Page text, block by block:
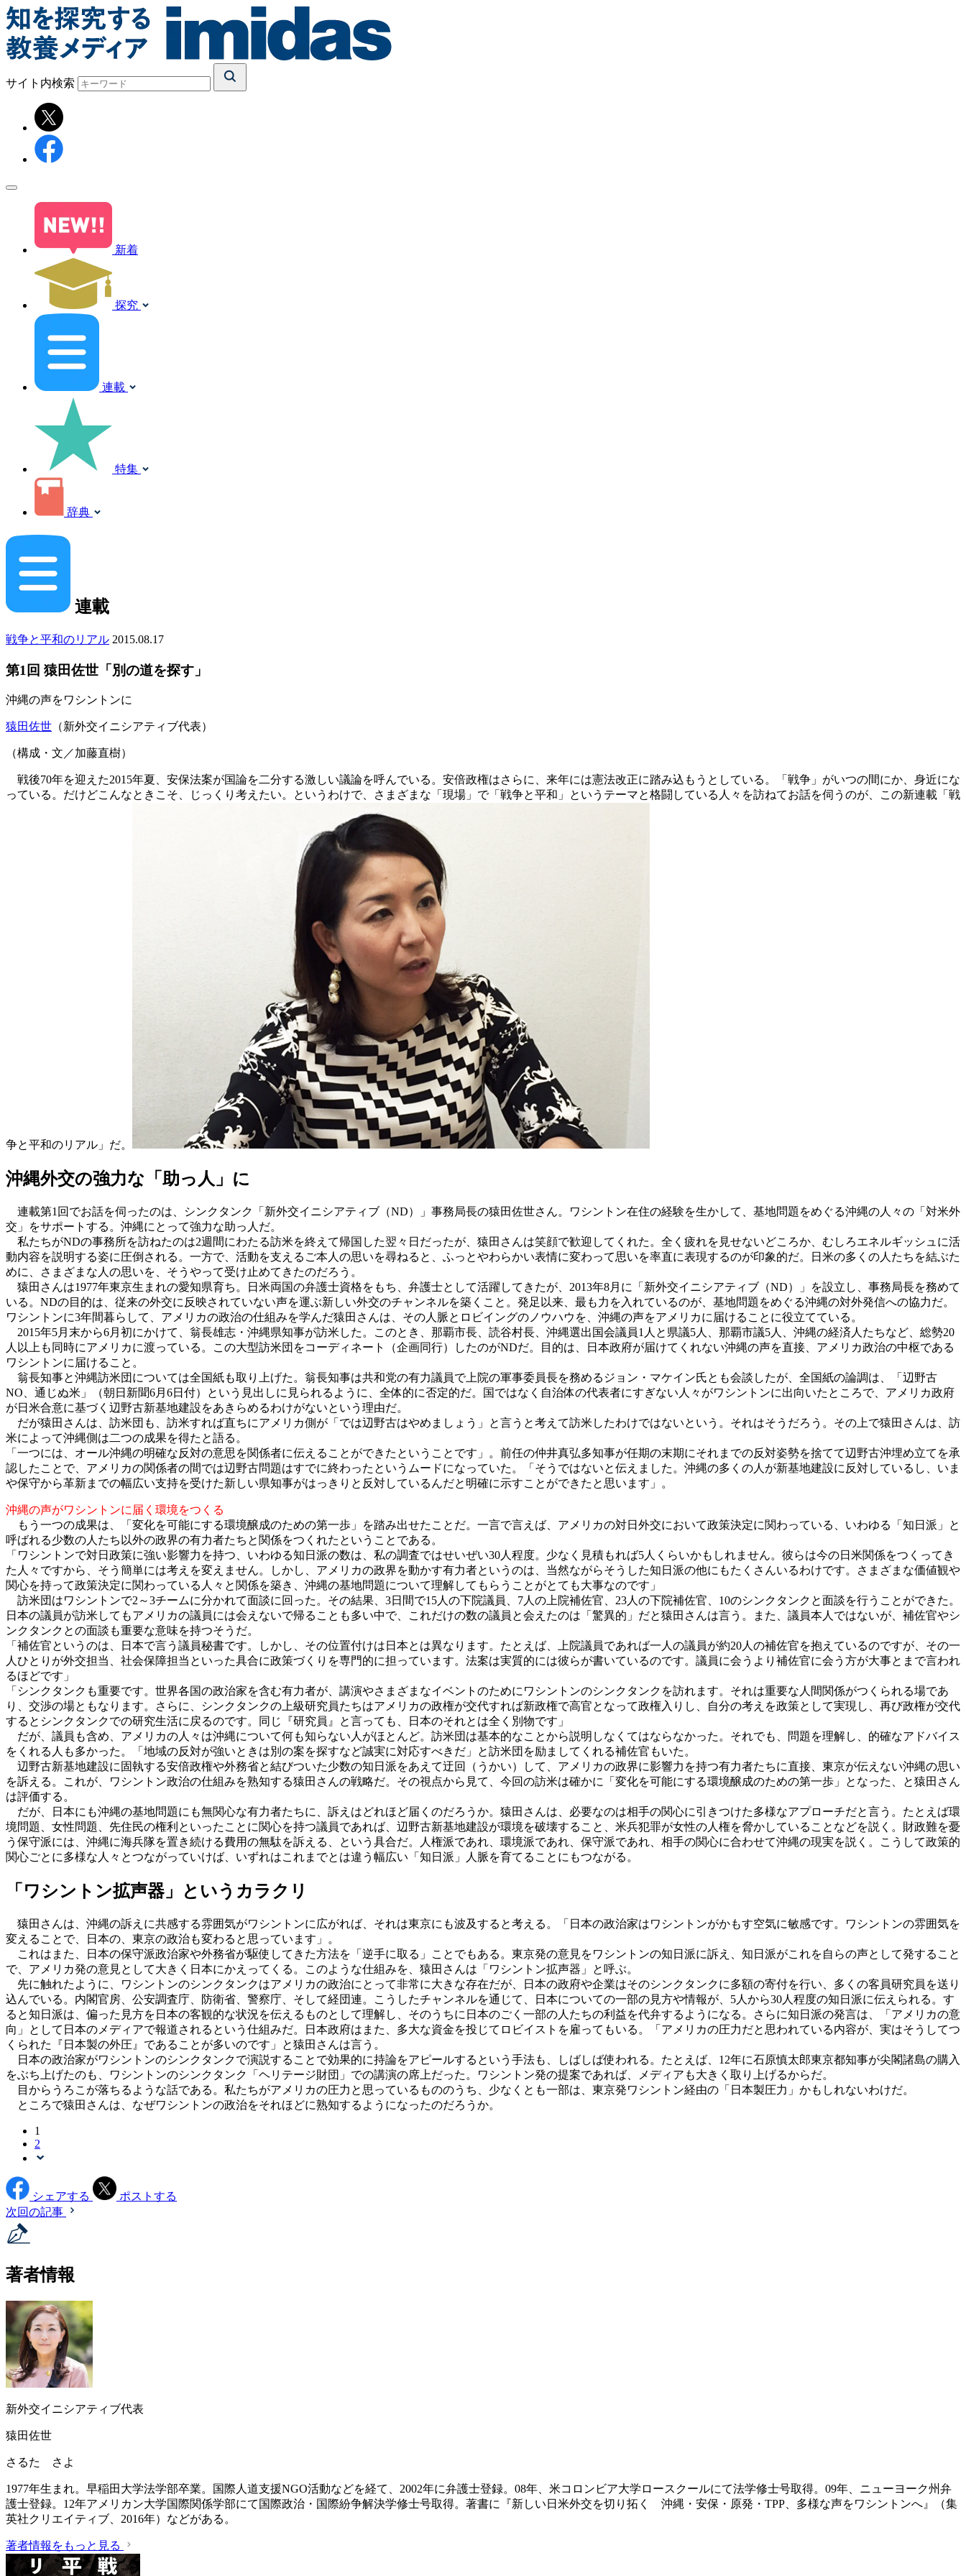
サイト内検索
新着
探究
連載
特集
辞典
連載
戦争と平和のリアル 2015.08.17
第1回 猿田佐世「別の道を探す」
沖縄の声をワシントンに
猿田佐世 （新外交イニシアティブ代表）
（構成・文／加藤直樹）
戦後70年を迎えた2015年夏、安保法案が国論を二分する激しい議論を呼んでいる。安倍政権はさらに、来年には憲法改正に踏み込もうとしている。「戦争」がいつの間にか、身近にな
っている。だけどこんなときこそ、じっくり考えたい。というわけで、さまざまな「現場」で「戦争と平和」というテーマと格闘している人々を訪ねてお話を伺うのが、この新連載「戦
争と平和のリアル」だ。
沖縄外交の強力な「助っ人」に
連載第1回でお話を伺ったのは、シンクタンク「新外交イニシアティブ（ND）」事務局長の猿田佐世さん。ワシントン在住の経験を生かして、基地問題をめぐる沖縄の人々の「対米外
交」をサポートする。沖縄にとって強力な助っ人だ。
私たちがNDの事務所を訪ねたのは2週間にわたる訪米を終えて帰国した翌々日だったが、猿田さんは笑顔で歓迎してくれた。全く疲れを見せないどころか、むしろエネルギッシュに活
動内容を説明する姿に圧倒される。一方で、活動を支えるご本人の思いを尋ねると、ふっとやわらかい表情に変わって思いを率直に表現するのが印象的だ。日米の多くの人たちを結ぶた
めに、さまざまな人の思いを、そうやって受け止めてきたのだろう。
猿田さんは1977年東京生まれの愛知県育ち。日米両国の弁護士資格をもち、弁護士として活躍してきたが、2013年8月に「新外交イニシアティブ（ND）」を設立し、事務局長を務めて
いる。NDの目的は、従来の外交に反映されていない声を運ぶ新しい外交のチャンネルを築くこと。発足以来、最も力を入れているのが、基地問題をめぐる沖縄の対外発信への協力だ。
ワシントンに3年間暮らして、アメリカの政治の仕組みを学んだ猿田さんは、その人脈とロビイングのノウハウを、沖縄の声をアメリカに届けることに役立てている。
2015年5月末から6月初にかけて、翁長雄志・沖縄県知事が訪米した。このとき、那覇市長、読谷村長、沖縄選出国会議員1人と県議5人、那覇市議5人、沖縄の経済人たちなど、総勢20
人以上も同時にアメリカに渡っている。この大型訪米団をコーディネート（企画同行）したのがNDだ。目的は、日本政府が届けてくれない沖縄の声を直接、アメリカ政治の中枢である
ワシントンに届けること。
翁長知事と沖縄訪米団については全国紙も取り上げた。翁長知事は共和党の有力議員で上院の軍事委員長を務めるジョン・マケイン氏とも会談したが、全国紙の論調は、「辺野古
NO、通じぬ米」（朝日新聞6月6日付）という見出しに見られるように、全体的に否定的だ。国ではなく自治体の代表者にすぎない人々がワシントンに出向いたところで、アメリカ政府
が日米合意に基づく辺野古新基地建設をあきらめるわけがないという理由だ。
だが猿田さんは、訪米団も、訪米すれば直ちにアメリカ側が「では辺野古はやめましょう」と言うと考えて訪米したわけではないという。それはそうだろう。その上で猿田さんは、訪
米によって沖縄側は二つの成果を得たと語る。
「一つには、オール沖縄の明確な反対の意思を関係者に伝えることができたということです」。前任の仲井真弘多知事が任期の末期にそれまでの反対姿勢を捨てて辺野古沖埋め立てを承
認したことで、アメリカの関係者の間では辺野古問題はすでに終わったというムードになっていた。「そうではないと伝えました。沖縄の多くの人が新基地建設に反対しているし、いま
や保守から革新までの幅広い支持を受けた新しい県知事がはっきりと反対しているんだと明確に示すことができたと思います」。
沖縄の声がワシントンに届く環境をつくる
もう一つの成果は、「変化を可能にする環境醸成のための第一歩」を踏み出せたことだ。一言で言えば、アメリカの対日外交において政策決定に関わっている、いわゆる「知日派」と
呼ばれる少数の人たち以外の政界の有力者たちと関係をつくれたということである。
「ワシントンで対日政策に強い影響力を持つ、いわゆる知日派の数は、私の調査ではせいぜい30人程度。少なく見積もれば5人くらいかもしれません。彼らは今の日米関係をつくってき
た人々ですから、そう簡単には考えを変えません。しかし、アメリカの政界を動かす有力者というのは、当然ながらそうした知日派の他にもたくさんいるわけです。さまざまな価値観や
関心を持って政策決定に関わっている人々と関係を築き、沖縄の基地問題について理解してもらうことがとても大事なのです」
訪米団はワシントンで2～3チームに分かれて面談に回った。その結果、3日間で15人の下院議員、7人の上院補佐官、23人の下院補佐官、10のシンクタンクと面談を行うことができた。
日本の議員が訪米してもアメリカの議員には会えないで帰ることも多い中で、これだけの数の議員と会えたのは「驚異的」だと猿田さんは言う。また、議員本人ではないが、補佐官やシ
ンクタンクとの面談も重要な意味を持つそうだ。
「補佐官というのは、日本で言う議員秘書です。しかし、その位置付けは日本とは異なります。たとえば、上院議員であれば一人の議員が約20人の補佐官を抱えているのですが、その一
人ひとりが外交担当、社会保障担当といった具合に政策づくりを専門的に担っています。法案は実質的には彼らが書いているのです。議員に会うより補佐官に会う方が大事とまで言われ
るほどです」
「シンクタンクも重要です。世界各国の政治家を含む有力者が、講演やさまざまなイベントのためにワシントンのシンクタンクを訪れます。それは重要な人間関係がつくられる場であ
り、交渉の場ともなります。さらに、シンクタンクの上級研究員たちはアメリカの政権が交代すれば新政権で高官となって政権入りし、自分の考えを政策として実現し、再び政権が交代
するとシンクタンクでの研究生活に戻るのです。同じ『研究員』と言っても、日本のそれとは全く別物です」
だが、議員も含め、アメリカの人々は沖縄について何も知らない人がほとんど。訪米団は基本的なことから説明しなくてはならなかった。それでも、問題を理解し、的確なアドバイス
をくれる人も多かった。「地域の反対が強いときは別の案を探すなど誠実に対応すべきだ」と訪米団を励ましてくれる補佐官もいた。
辺野古新基地建設に固執する安倍政権や外務省と結びついた少数の知日派をあえて迂回（うかい）して、アメリカの政界に影響力を持つ有力者たちに直接、東京が伝えない沖縄の思い
を訴える。これが、ワシントン政治の仕組みを熟知する猿田さんの戦略だ。その視点から見て、今回の訪米は確かに「変化を可能にする環境醸成のための第一歩」となった、と猿田さん
は評価する。
だが、日本にも沖縄の基地問題にも無関心な有力者たちに、訴えはどれほど届くのだろうか。猿田さんは、必要なのは相手の関心に引きつけた多様なアプローチだと言う。たとえば環
境問題、女性問題、先住民の権利といったことに関心を持つ議員であれば、辺野古新基地建設が環境を破壊すること、米兵犯罪が女性の人権を脅かしていることなどを説く。財政難を憂
う保守派には、沖縄に海兵隊を置き続ける費用の無駄を訴える、という具合だ。人権派であれ、環境派であれ、保守派であれ、相手の関心に合わせて沖縄の現実を説く。こうして政策的
関心ごとに多様な人々とつながっていけば、いずれはこれまでとは違う幅広い「知日派」人脈を育てることにもつながる。
「ワシントン拡声器」というカラクリ
猿田さんは、沖縄の訴えに共感する雰囲気がワシントンに広がれば、それは東京にも波及すると考える。「日本の政治家はワシントンがかもす空気に敏感です。ワシントンの雰囲気を
変えることで、日本の、東京の政治も変わると思っています」。
これはまた、日本の保守派政治家や外務省が駆使してきた方法を「逆手に取る」ことでもある。東京発の意見をワシントンの知日派に訴え、知日派がこれを自らの声として発すること
で、アメリカ発の意見として大きく日本にかえってくる。このような仕組みを、猿田さんは「ワシントン拡声器」と呼ぶ。
先に触れたように、ワシントンのシンクタンクはアメリカの政治にとって非常に大きな存在だが、日本の政府や企業はそのシンクタンクに多額の寄付を行い、多くの客員研究員を送り
込んでいる。内閣官房、公安調査庁、防衛省、警察庁、そして経団連。こうしたチャンネルを通じて、日本についての一部の見方や情報が、5人から30人程度の知日派に伝えられる。す
ると知日派は、偏った見方を日本の客観的な状況を伝えるものとして理解し、そのうちに日本のごく一部の人たちの利益を代弁するようになる。さらに知日派の発言は、「アメリカの意
向」として日本のメディアで報道されるという仕組みだ。日本政府はまた、多大な資金を投じてロビイストを雇ってもいる。「アメリカの圧力だと思われている内容が、実はそうしてつ
くられた『日本製の外圧』であることが多いのです」と猿田さんは言う。
日本の政治家がワシントンのシンクタンクで演説することで効果的に持論をアピールするという手法も、しばしば使われる。たとえば、12年に石原慎太郎東京都知事が尖閣諸島の購入
をぶち上げたのも、ワシントンのシンクタンク「ヘリテージ財団」での講演の席上だった。ワシントン発の提案であれば、メディアも大きく取り上げるからだ。
目からうろこが落ちるような話である。私たちがアメリカの圧力と思っているもののうち、少なくとも一部は、東京発ワシントン経由の「日本製圧力」かもしれないわけだ。
ところで猿田さんは、なぜワシントンの政治をそれほどに熟知するようになったのだろうか。
1
2
シェアする
ポストする
次回の記事
著者情報
新外交イニシアティブ代表
猿田佐世
さるた さよ
1977年生まれ。早稲田大学法学部卒業。国際人道支援NGO活動などを経て、2002年に弁護士登録。08年、米コロンビア大学ロースクールにて法学修士号取得。09年、ニューヨーク州弁
護士登録。12年アメリカン大学国際関係学部にて国際政治・国際紛争解決学修士号取得。著書に『新しい日米外交を切り拓く 沖縄・安保・原発・TPP、多様な声をワシントンへ』（集
英社クリエイティブ、2016年）などがある。
著者情報をもっと見る